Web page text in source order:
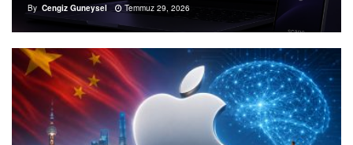
By Cengiz Guneysel Temmuz 29, 2026